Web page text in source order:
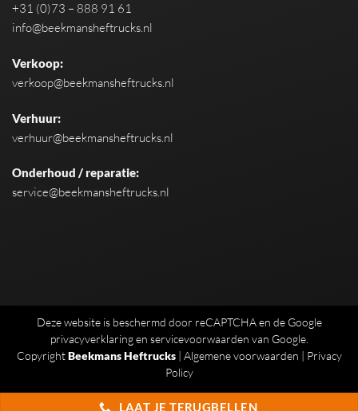
+31 (0)73 – 888 91 61
info@beekmansheftrucks.nl
Verkoop:
verkoop@beekmansheftrucks.nl
Verhuur:
verhuur@beekmansheftrucks.nl
Onderhoud / reparatie:
service@beekmansheftrucks.nl
Deze website is beschermd door reCAPTCHA en de Google
privacyverklaringen servicevoorwaarden van Google.
CopyrightBeekmans Heftrucks| Algemene voorwaarden | Privacy
Policy
LAAT JE TERUGBELLEN